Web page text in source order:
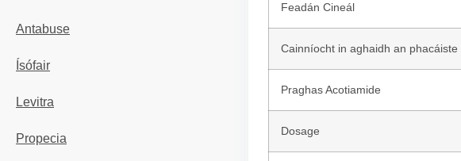
Antabuse
Ísófair
Levitra
Propecia
Feadán Cineál
Cainníocht in aghaidh an phacáiste
Praghas Acotiamide
Dosage